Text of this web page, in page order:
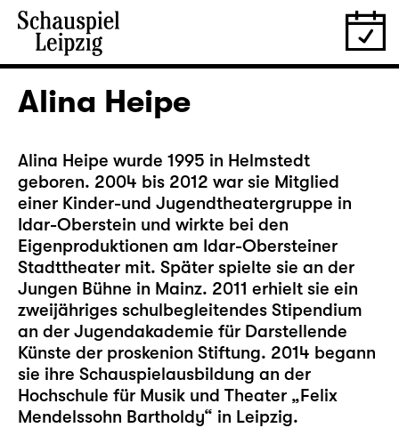
Alina Heipe
Alina Heipe wurde 1995 in Helmstedt
geboren. 2004 bis 2012 war sie Mitglied
einer Kinder-und Jugendtheatergruppe in
Idar-Oberstein und wirkte bei den
Eigenproduktionen am Idar-Obersteiner
Stadttheater mit. Später spielte sie an der
Jungen Bühne in Mainz. 2011 erhielt sie ein
zweijähriges schulbegleitendes Stipendium
an der Jugendakademie für Darstellende
Künste der proskenion Stiftung. 2014 begann
sie ihre Schauspielausbildung an der
Hochschule für Musik und Theater „Felix
Mendelssohn Bartholdy“ in Leipzig.